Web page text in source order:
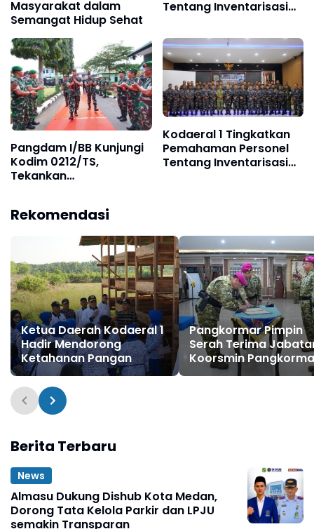
Masyarakat dalam
Semangat Hidup Sehat
Tentang Inventarisasi
Senjata
Pangdam I/BB Kunjungi
Kodim 0212/TS,
Tekankan
Wawasan Teritorial
Kodaeral 1 Tingkatkan
Pemahaman Personel
Tentang Inventarisasi
Rekomendasi
Ketua Daerah Kodaeral 1
Hadir Mendorong
Ketahanan Pangan
Pangkormar Pimpin
Serah Terima
Koorsmin
dan Kasetum Kormar
Berita Terbaru
News
Almasu Dukung Dishub Kota Medan,
Dorong Tata Kelola Parkir dan LPJU
semakin Transparan